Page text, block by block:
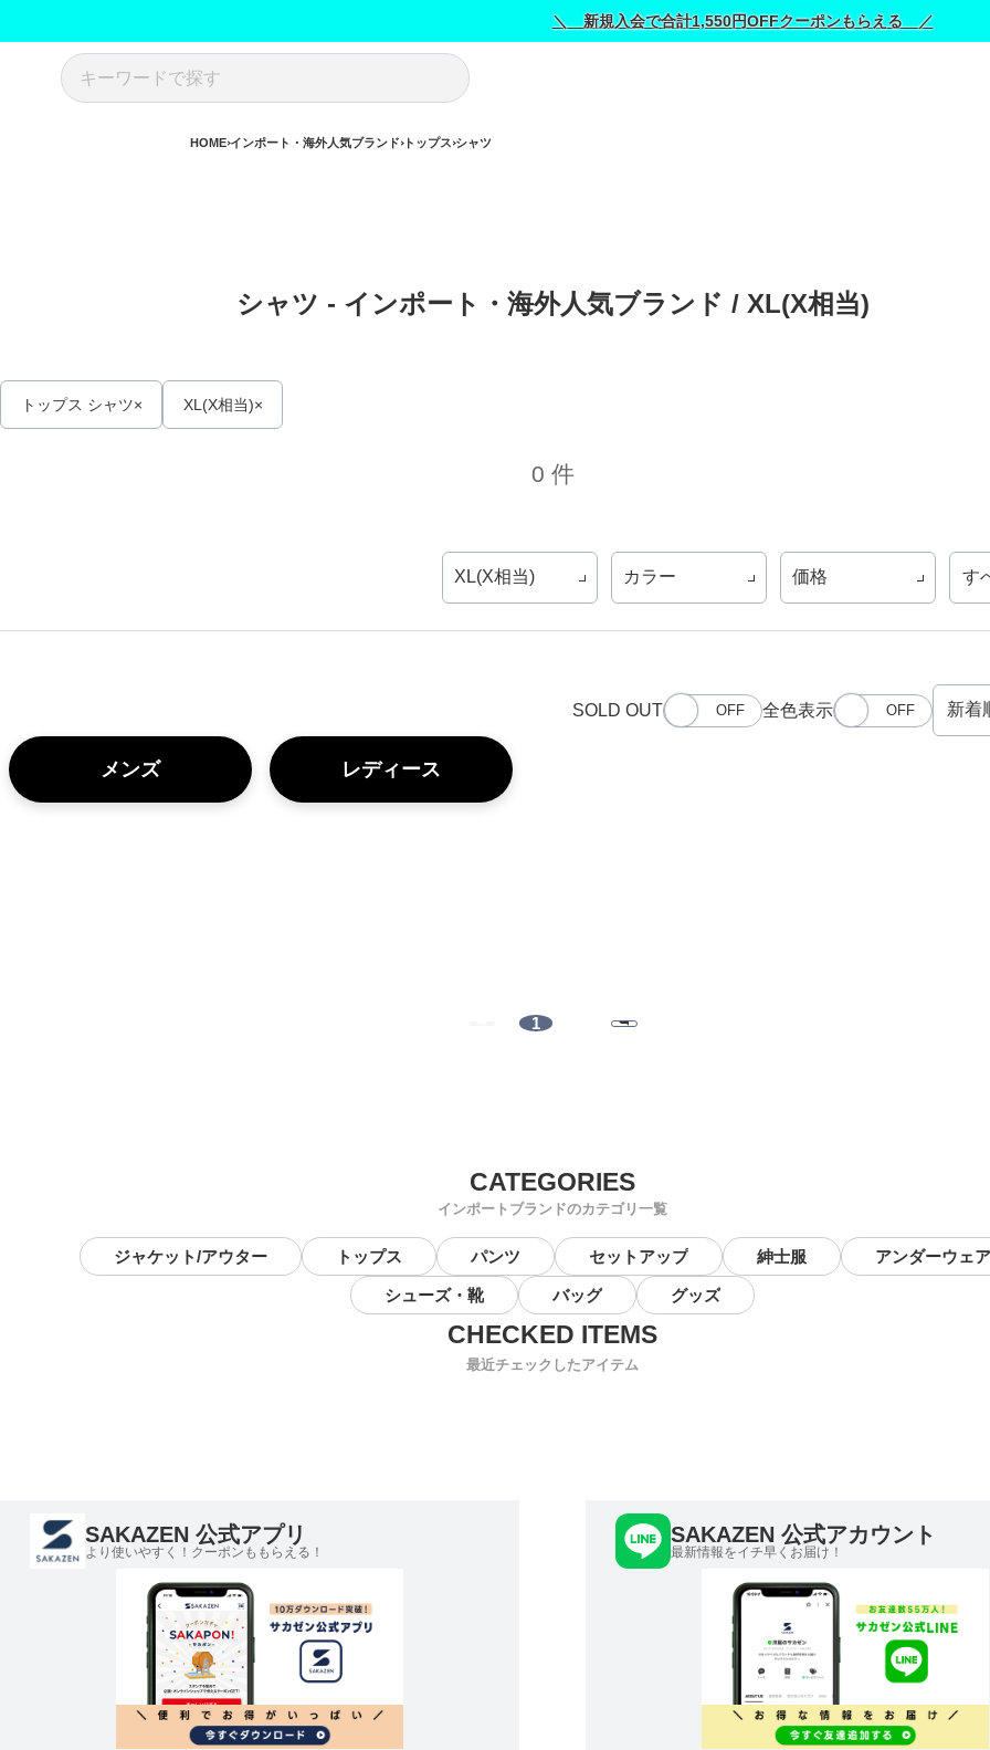
＼ 新規入会で合計1,550円OFFクーポンもらえる ／
HOME インポート・海外人気ブランド トップス シャツ
シャツ - インポート・海外人気ブランド / XL(X相当)
トップス シャツ XL(X相当)
0 件
XL(X相当) カラー 価格 す
SOLD OUT 全色表示
メンズ レディース
1
インポートブランドのカテゴリ一覧
ジャケット/アウター トップス パンツ セットアップ 紳士服 アンダーウェア
シューズ・靴 バッグ グッズ
最近チェックしたアイテム
SAKAZEN 公式アプリ
より使いやすく！クーポンももらえる！
SAKAZEN 公式アカウント
最新情報をイチ早くお届け！